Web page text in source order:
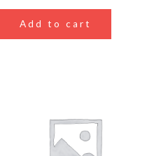
Add to cart